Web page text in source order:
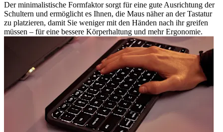
Der minimalistische Formfaktor sorgt für eine gute Ausrichtung der
Schultern und ermöglicht es Ihnen, die Maus näher an der Tastatur
zu platzieren, damit Sie weniger mit den Händen nach ihr greifen
müssen – für eine bessere Körperhaltung und mehr Ergonomie.